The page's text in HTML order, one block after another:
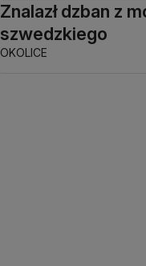
Znalazł dzban z
szwedzkiego
OKOLICE